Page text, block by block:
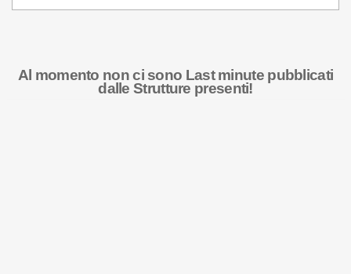
Al momento non ci sono Last minute pubblicati
dalle Strutture presenti!